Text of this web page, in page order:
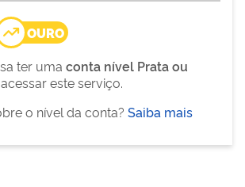
OURO
ter uma conta nível Prata ou
este serviço.
o nível da conta? Saiba mais